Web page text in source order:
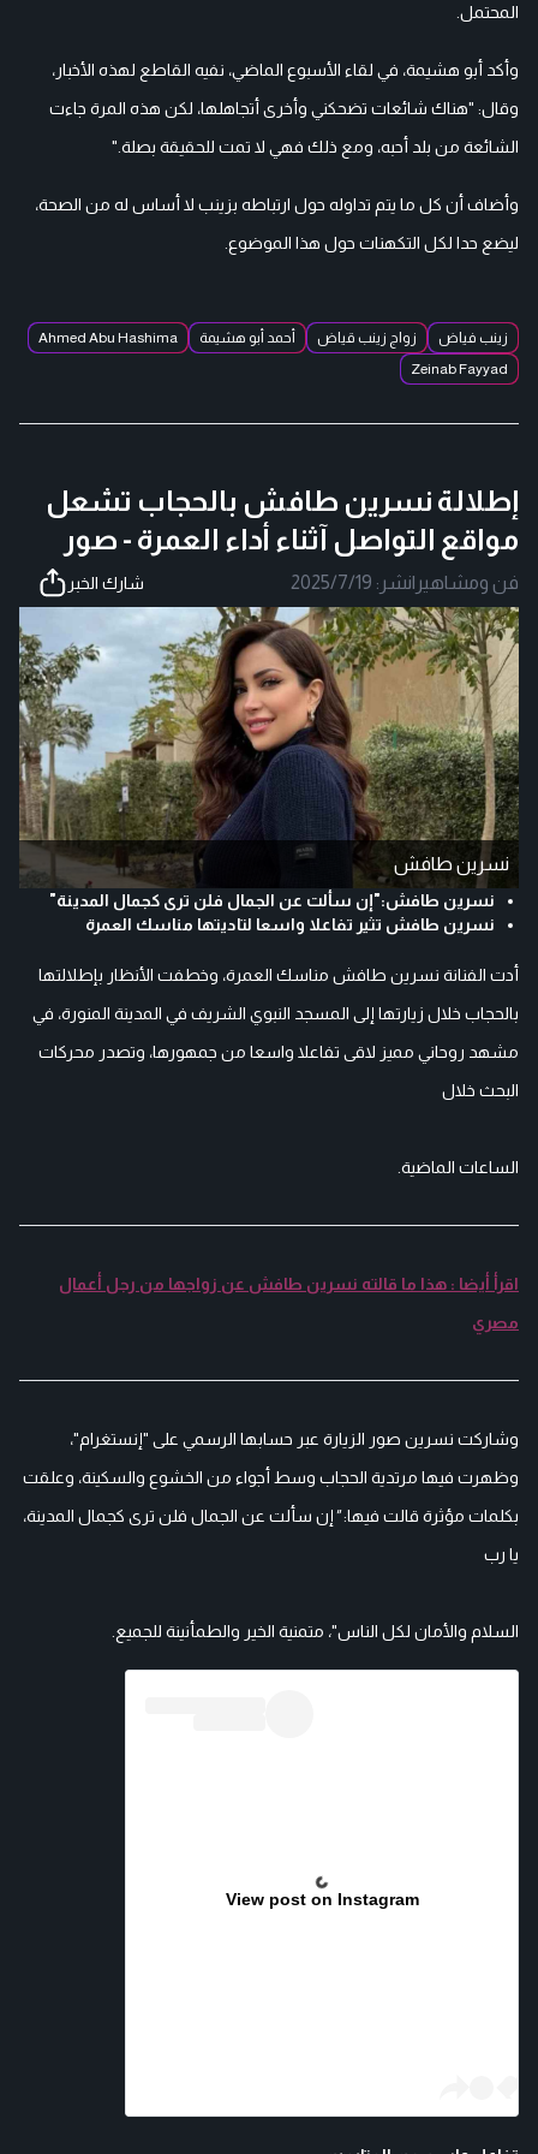
المحتمل.
وأكد أبو هشيمة، في لقاء الأسبوع الماضي، نفيه القاطع لهذه الأخبار،
وقال: "هناك شائعات تضحكني وأخرى أتجاهلها، لكن هذه المرة جاءت
الشائعة من بلد أحبه، ومع ذلك فهي لا تمت للحقيقة بصلة."
وأضاف أن كل ما يتم تداوله حول ارتباطه بزينب لا أساس له من الصحة،
ليضع حدا لكل التكهنات حول هذا الموضوع.
زينب فياض زواج زينب قياض أحمد أبو هشيمة
Ahmed Abu Hashima
Zeinab Fayyad
إطلالة نسرين طافش بالحجاب تشعل
مواقع التواصل آثناء أداء العمرة - صور
فن ومشاهير |نشر: 2025/7/19 شارك الخبر
نسرين طافش
نسرين طافش:"إن سألت عن الجمال فلن ترى كجمال المدينة"
نسرين طافش تثير تفاعلا واسعا لتاديتها مناسك العمرة
أدت الفنانة نسرين طافش مناسك العمرة، وخطفت الأنظار بإطلالتها
بالحجاب خلال زيارتها إلى المسجد النبوي الشريف في المدينة المنورة، في
مشهد روحاني مميز لاقى تفاعلا واسعا من جمهورها، وتصدر محركات
البحث خلال
الساعات الماضية.
اقرأ أيضا : هذا ما قالته نسرين طافش عن زواجها من رجل أعمال
مصري
وشاركت نسرين صور الزيارة عبر حسابها الرسمي على "إنستغرام"،
وظهرت فيها مرتدية الحجاب وسط أجواء من الخشوع والسكينة، وعلقت
بكلمات مؤثرة قالت فيها:"إن سألت عن الجمال فلن ترى كجمال المدينة،
يا رب
السلام والأمان لكل الناس"، متمنية الخير والطمأنينة للجميع.
View post on Instagram